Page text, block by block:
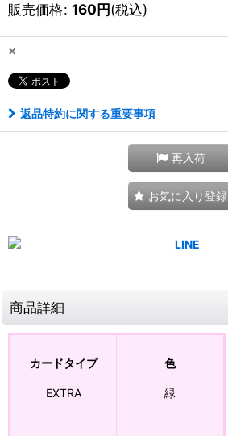
販売価格: 160円(税込)
×
返品特約に関する重要事項
再入荷
お気に入り登録
商品詳細
カードタイプ
EXTRA
色
緑